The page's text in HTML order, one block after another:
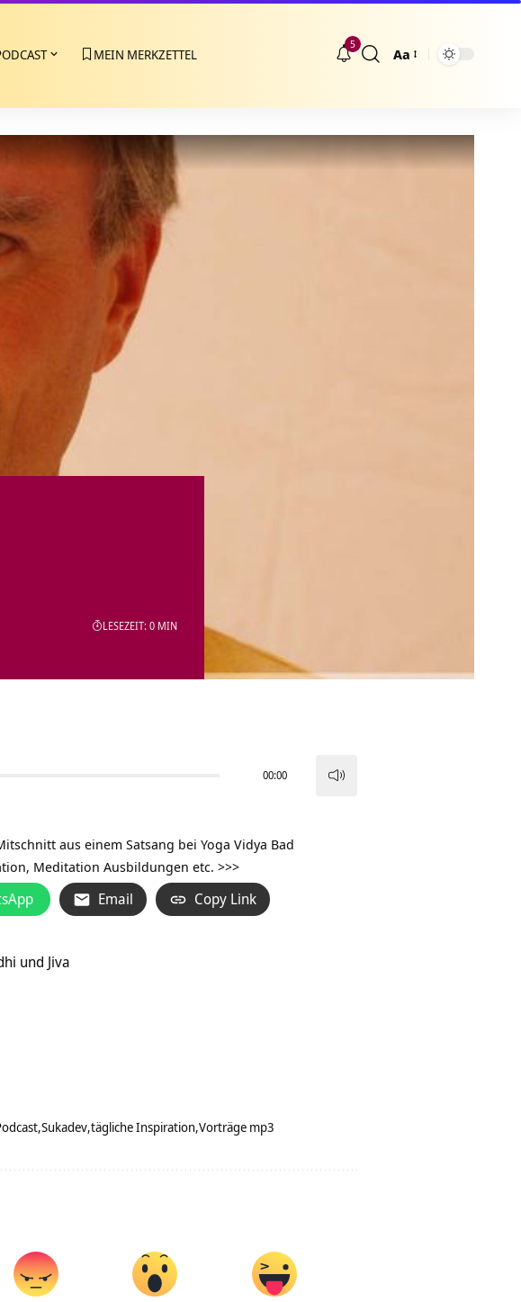
MEIN MERKZETTEL
5
Größenänderung
Aa
LESEZEIT: 0 MIN
00:00
aus einem Satsang bei Yoga Vidya Bad
Meditation Ausbildungen etc. >>>
Email Copy Link
und Jiva
Sukadev tägliche Inspiration Vorträge mp3